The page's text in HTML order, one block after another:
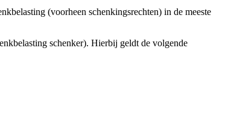
(voorheen schenkingsrechten) in de meeste
schenker). Hierbij geldt de volgende